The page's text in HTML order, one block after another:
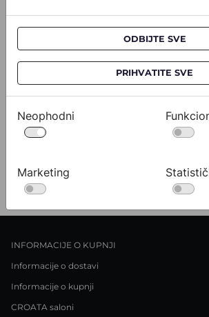
Kravata CROATA AuHRum
010102-000011
532,00 €
INFORMACIJE O KUPNJI
Informacije o dostavi
Informacije o kupnji
CROATA saloni
ODBIJTE SVE
PRIHVATITE SVE
Neophodni
Marketing